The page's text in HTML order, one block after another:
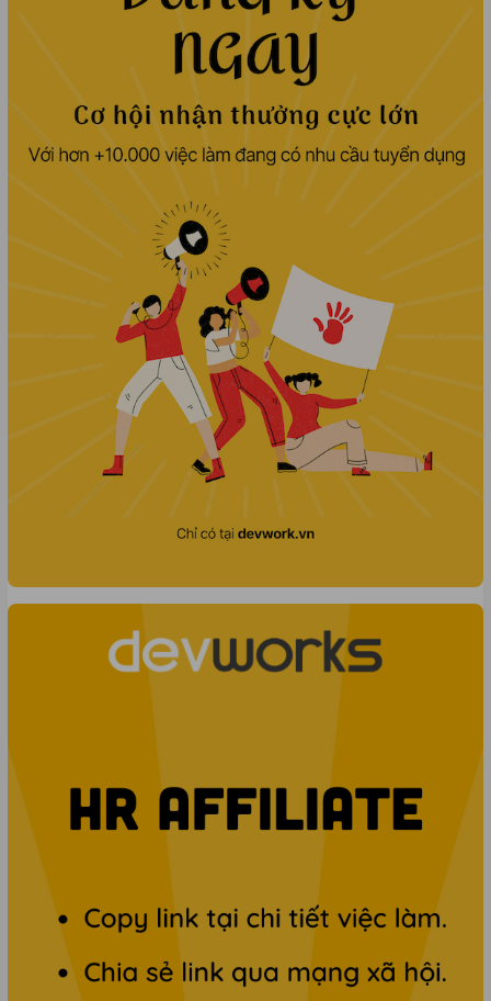
vấn. Tiếp đón nhân viên mới ● Xây
dựng và phát triển nguồn ứng viên
● Tham gia xây dựng, triển khai,
thông, xây dựng thương hiệu tuyển
dụng. ● Hỗ trợ các công việc khác